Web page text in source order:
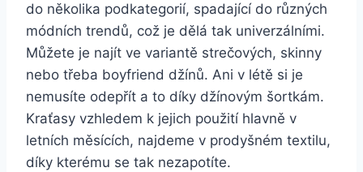
do několika podkategorií, spadající do různých
módních trendů, což je dělá tak univerzálními.
Můžete je najít ve variantě strečových, skinny
nebo třeba boyfriend džínů. Ani v létě si je
nemusíte odepřít a to díky džínovým šortkám.
Kraťasy vzhledem k jejich použití hlavně v
letních měsících, najdeme v prodyšném textilu,
díky kterému se tak nezapotíte.